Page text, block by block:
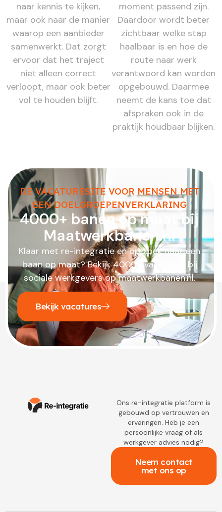
naar kennis te kijken,
maar ook naar de manier
waarop een aanbieder
samenwerkt. Dat zorgt
ervoor dat het traject
niet alleen correct
verloopt, maar ook beter
vol te houden blijft.
moment passend zijn.
Daardoor wordt beter
zichtbaar welke stap
haalbaar is en hoe de
route naar werk
verantwoord kan worden
opgebouwd. Daarmee
neemt de kans toe dat
afspraken ook in de
praktijk houdbaar blijken.
DE VACATURESITE VOOR MENSEN MET
EEN DOELGROEPENVERKLARING
4000+ banen op maat bij
Maatwerkbanen.nl
Klaar met re-integratie en op zoek naar een
baan op maat? Bekijk 4000+ vacatures bij
sociale werkgevers op maatwerkbanen.nl.
Bekijk vacatures
Ons re-integratie platform is
gebouwd op vertrouwen en
ervaringen. Heb je een
persoonlijke vraag of als
werkgever advies nodig?
Neem contact
met ons op